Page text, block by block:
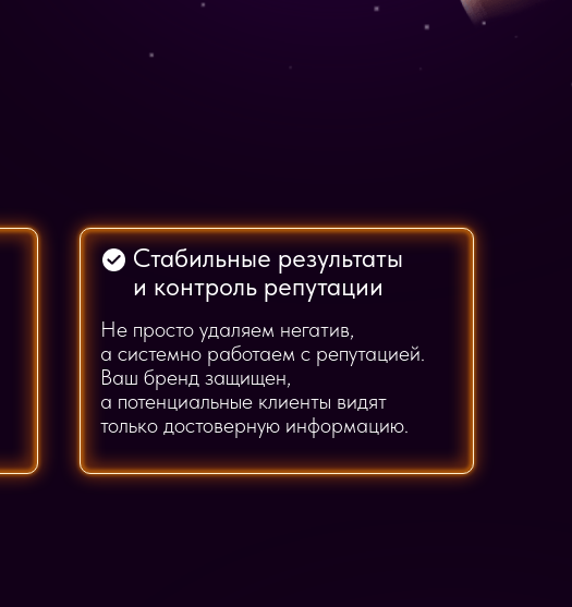
Не просто удаляем негатив,
а системно работаем с репутацией.
Ваш бренд защищен,
а потенциальные клиенты видят
только достоверную информацию.
Стабильные результаты
и контроль репутации